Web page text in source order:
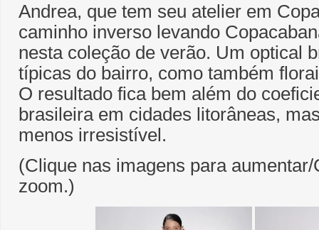
Andrea, que tem seu atelier em
caminho inverso levando
nesta coleção de verão. Um optical
típicas do bairro, como também
O resultado fica bem além do
brasileira em cidades litorâneas,
menos irresistível.
(Clique nas imagens para
zoom.)